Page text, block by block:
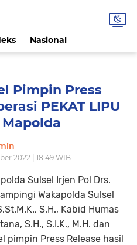
Nasional
Pimpin Press
PEKAT LIPU
2022 | 18:49 WIB
Sulsel Irjen Pol Drs.
Wakapolda Sulsel
S.H., Kabid Humas
S.H., S.I.K., M.H. dan
pimpin Press Release hasil